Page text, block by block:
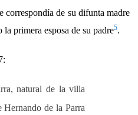
de su difunta madre
primera esposa de su padre5.
natural de la villa
Hernando de la Parra